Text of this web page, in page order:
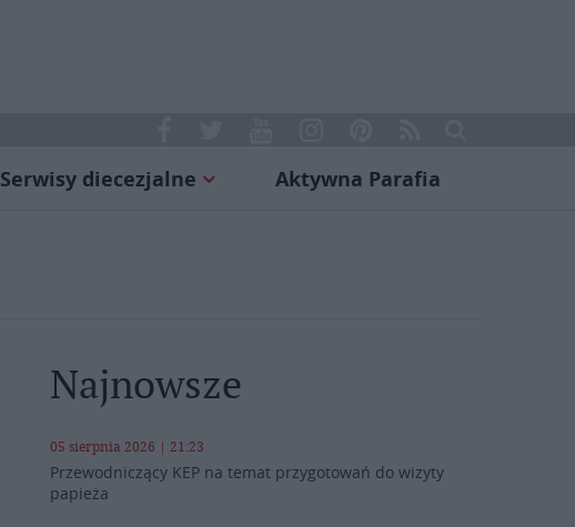
Serwisy diecezjalne Aktywna Parafia
Najnowsze
05 sierpnia 2026 | 21:23
Przewodniczący KEP na temat przygotowań do wizyty
papieża